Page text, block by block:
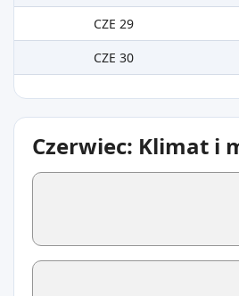
CZE 29
CZE 30
Czerwiec: Klimat i